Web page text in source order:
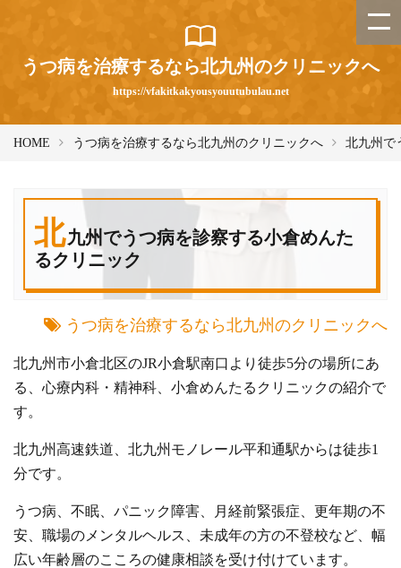
うつ病を治療するなら北九州のクリニックへ
https://vfakitkakyousyouutubulau.net
HOME うつ病を治療するなら北九州のクリニックへ 北九州で
北九州でうつ病を診察する小倉めんた
るクリニック
うつ病を治療するなら北九州のクリニックへ
北九州市小倉北区のJR小倉駅南口より徒歩5分の場所にあ
る、心療内科・精神科、小倉めんたるクリニックの紹介で
す。
北九州高速鉄道、北九州モノレール平和通駅からは徒歩1
分です。
うつ病、不眠、パニック障害、月経前緊張症、更年期の不
安、職場のメンタルヘルス、未成年の方の不登校など、幅
広い年齢層のこころの健康相談を受け付けています。